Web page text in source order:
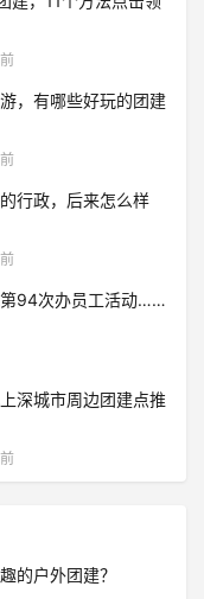
，有哪些好玩的团建
行政，后来怎么样
94次办员工活动……
深城市周边团建点推
的户外团建？